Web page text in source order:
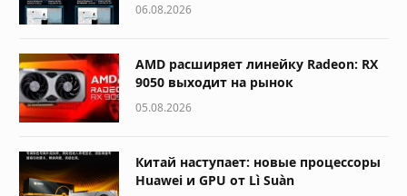
06.08.2026
AMD расширяет линейку Radeon: RX
9050 выходит на рынок
05.08.2026
Китай наступает: новые процессоры
Huawei и GPU от Lì Suàn